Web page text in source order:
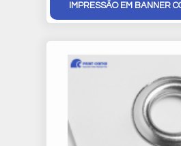
IMPRESSÃO EM BANNER